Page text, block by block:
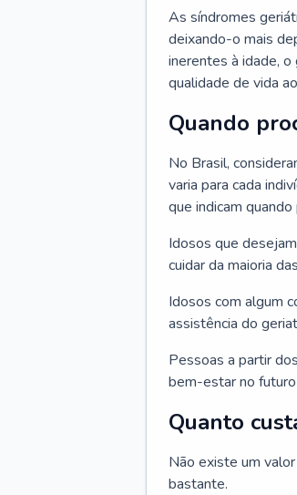
As síndromes
deixando-o mais
inerentes à idade,
qualidade de vida
Quando
No Brasil,
varia para cada
que indicam
Idosos que
cuidar da maioria
Idosos com algum
assistência do
Pessoas a partir
bem-estar no
Quanto
Não existe um
bastante.